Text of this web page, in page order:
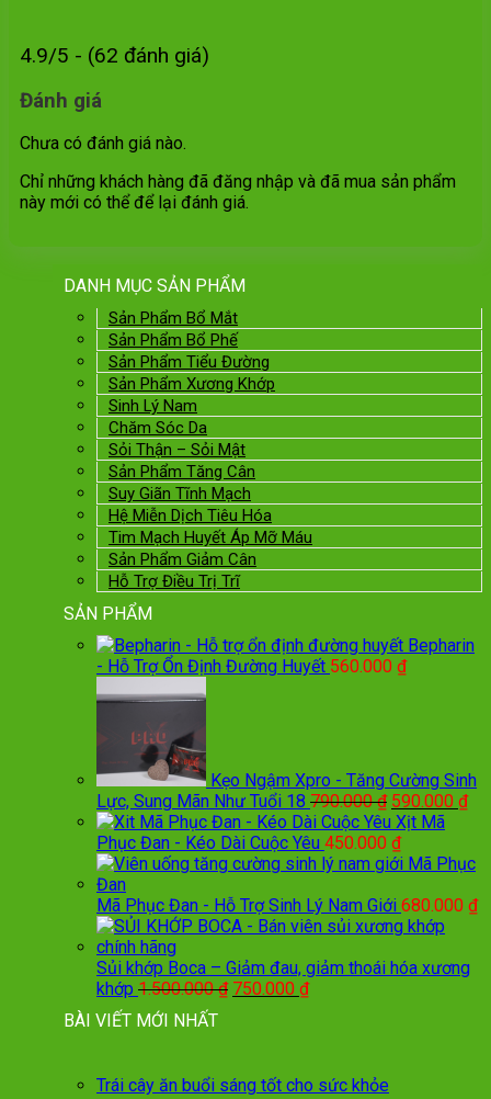
4.9/5 - (62 đánh giá)
Đánh giá
Chưa có đánh giá nào.
Chỉ những khách hàng đã đăng nhập và đã mua sản phẩm
này mới có thể để lại đánh giá.
DANH MỤC SẢN PHẨM
Sản Phẩm Bổ Mắt
Sản Phẩm Bổ Phế
Sản Phẩm Tiểu Đường
Sản Phẩm Xương Khớp
Sinh Lý Nam
Chăm Sóc Da
Sỏi Thận – Sỏi Mật
Sản Phẩm Tăng Cân
Suy Giãn Tĩnh Mạch
Hệ Miễn Dịch Tiêu Hóa
Tim Mạch Huyết Áp Mỡ Máu
Sản Phẩm Giảm Cân
Hỗ Trợ Điều Trị Trĩ
SẢN PHẨM
Bepharin
- Hỗ Trợ Ổn Định Đường Huyết 560.000 ₫
Kẹo Ngậm Xpro - Tăng Cường Sinh
Lực, Sung Mãn Như Tuổi 18 790.000₫ Giá
gốc
là:
790.000 ₫.
590.000 ₫Giá
là:
Xịt Mã
Phục Đan - Kéo Dài Cuộc Yêu 450.000 ₫
Mã Phục Đan - Hỗ Trợ Sinh Lý Nam Giới 680.000 ₫
Sủi khớp Boca – Giảm đau, giảm thoái hóa xương
khớp 1.500.000₫ Giá
750.000 ₫Giá
BÀI VIẾT MỚI NHẤT
Trái cây ăn buổi sáng tốt cho sức khỏe